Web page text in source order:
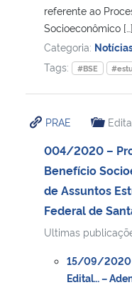
referente ao
Socioeconômico […]
Categoria:
Tags:
#BSE
PRAE
004/2020 –
Benefício
de Assuntos
Federal de
Ultimas
15/09/2020 –
Edital… –